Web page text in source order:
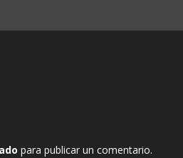
para publicar un comentario.